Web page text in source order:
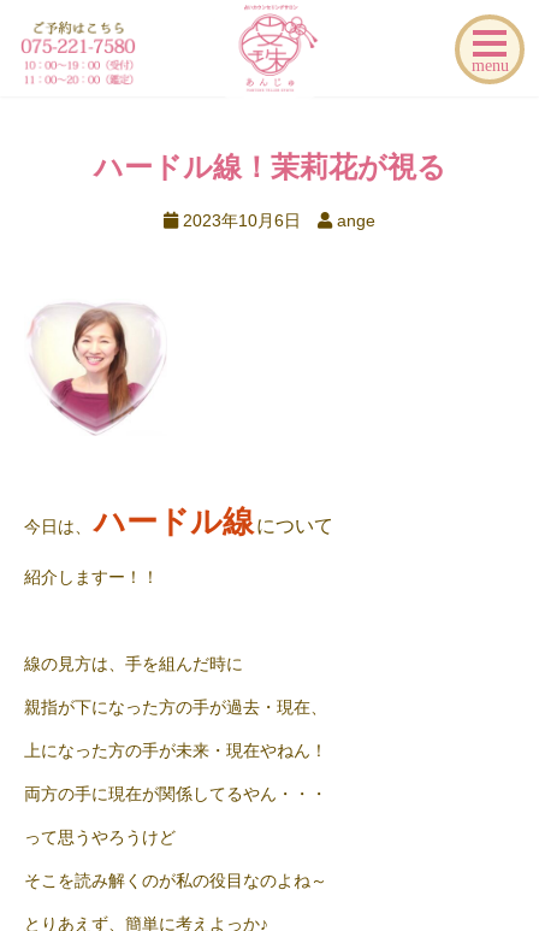
menu
ハードル線！茉莉花が視る
2023年10月6日 ange
今日は、 ハードル線について
紹介しますー！！
線の見方は、手を組んだ時に
親指が下になった方の手が過去・現在、
上になった方の手が未来・現在やねん！
両方の手に現在が関係してるやん・・・
って思うやろうけど
そこを読み解くのが私の役目なのよね～
とりあえず、簡単に考えよっか♪